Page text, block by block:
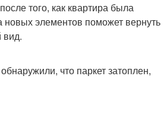
того, как квартира была
новых элементов поможет вернуть
вид.
что паркет затоплен,